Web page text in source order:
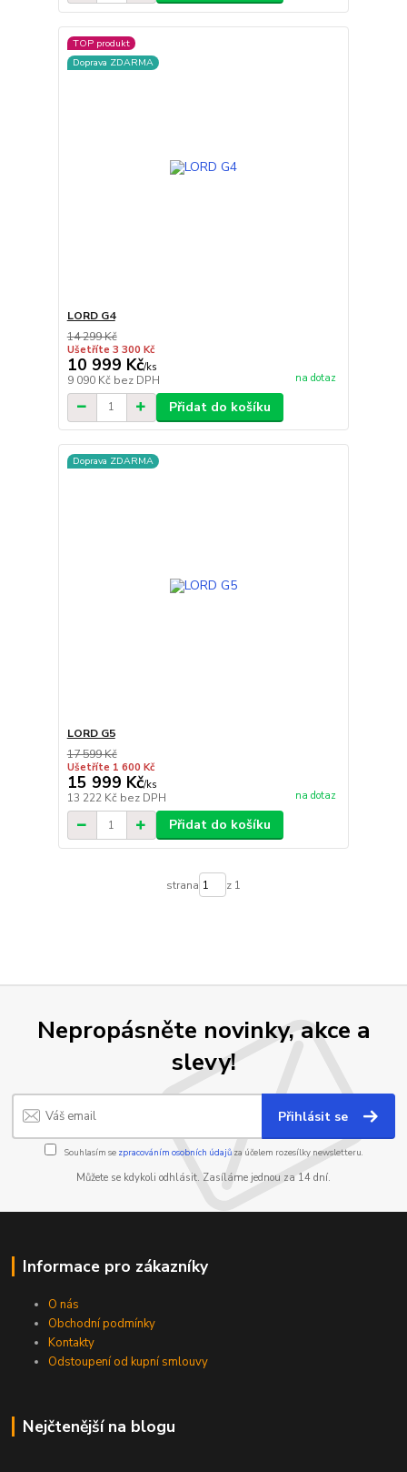
TOP produkt
Doprava ZDARMA
LORD G4
14 299 Kč
Ušetříte 3 300 Kč
10 999 Kč/ks
9 090 Kč bez DPH na dotaz
Přidat do košíku
Doprava ZDARMA
LORD G5
17 599 Kč
Ušetříte 1 600 Kč
15 999 Kč/ks
13 222 Kč bez DPH na dotaz
Přidat do košíku
strana z 1
Nepropásněte novinky, akce a
slevy!
Přihlásit se
Souhlasím se zpracováním osobních údajůza účelem rozesílky newsletteru.
Můžete se kdykoli odhlásit. Zasíláme jednou za 14 dní.
Informace pro zákazníky
O nás
Obchodní podmínky
Kontakty
Odstoupení od kupní smlouvy
Nejčtenější na blogu